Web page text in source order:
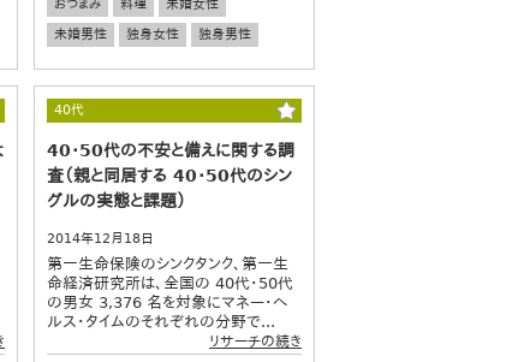
おつまみ
料理
未婚女性
未婚男性
独身女性 独身男性
40代
40･50代の不安と備えに関する調
査（親と同居する 40・50代のシン
グルの実態と課題）
2014年12月18日
第一生命保険のシンクタンク、第一生
命経済研究所は、全国の 40代・50代
の男女 3,376 名を対象にマネー・ヘ
ルス・タイムのそれぞれの分野で...
リサーチの続き